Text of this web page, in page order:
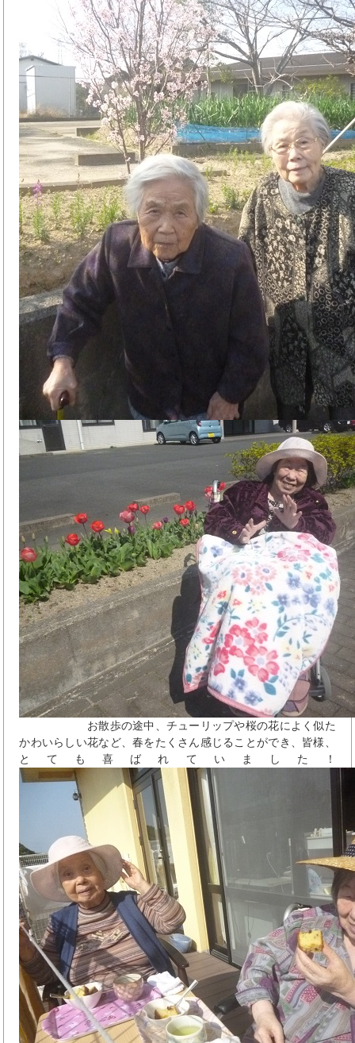
お散歩の途中、チューリップや桜の花によく似た
かわいらしい花など、春をたくさん感じることができ、皆様、
とても喜ばれていました！